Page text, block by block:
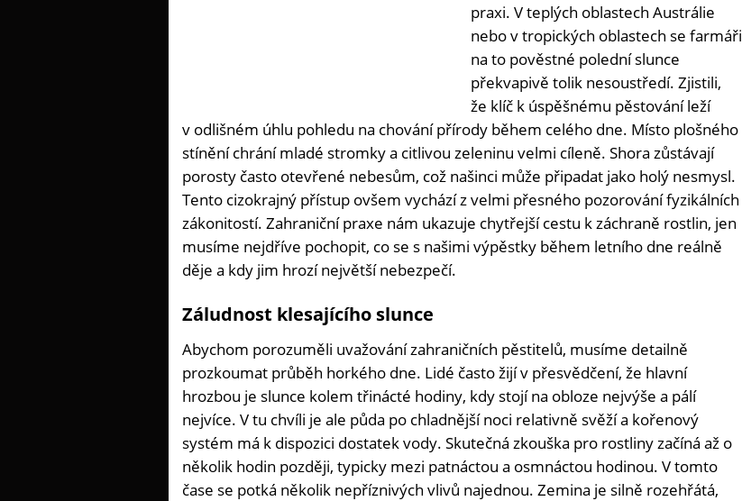
praxi. V teplých oblastech Austrálie
nebo v tropických oblastech se farmáři
na to pověstné polední slunce
překvapivě tolik nesoustředí. Zjistili,
že klíč k úspěšnému pěstování leží
v odlišném úhlu pohledu na chování přírody během celého dne. Místo plošného
stínění chrání mladé stromky a citlivou zeleninu velmi cíleně. Shora zůstávají
porosty často otevřené nebesům, což našinci může připadat jako holý nesmysl.
Tento cizokrajný přístup ovšem vychází z velmi přesného pozorování fyzikálních
zákonitostí. Zahraniční praxe nám ukazuje chytřejší cestu k záchraně rostlin, jen
musíme nejdříve pochopit, co se s našimi výpěstky během letního dne reálně
děje a kdy jim hrozí největší nebezpečí.
Záludnost klesajícího slunce
Abychom porozuměli uvažování zahraničních pěstitelů, musíme detailně
prozkoumat průběh horkého dne. Lidé často žijí v přesvědčení, že hlavní
hrozbou je slunce kolem třinácté hodiny, kdy stojí na obloze nejvýše a pálí
nejvíce. V tu chvíli je ale půda po chladnější noci relativně svěží a kořenový
systém má k dispozici dostatek vody. Skutečná zkouška pro rostliny začíná až o
několik hodin později, typicky mezi patnáctou a osmnáctou hodinou. V tomto
čase se potká několik nepříznivých vlivů najednou. Zemina je silně rozehřátá,